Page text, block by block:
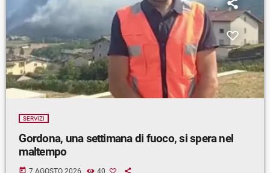
SERVIZI
Gordona, una settimana di fuoco, si spera nel
maltempo
today